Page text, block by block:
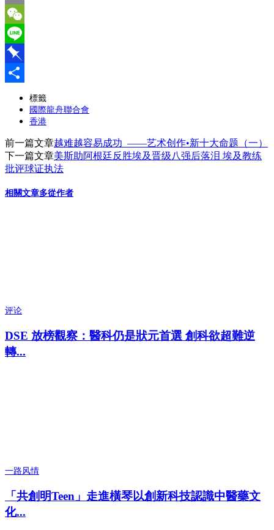
Email
WeChat
Line
Pinboard
標籤
國際龍舟聯合會
香港
前一篇文章越难越容易成功 ——艺术创作•新十大命题（一）
下一篇文章美斯助阿根廷反胜埃及晋级八强后落泪 埃及教练
批评球证执法
相關文章多從作者
评论
DSE 放榜觀察：醫科仍是狀元首選 創科欲超難逆
轉...
一路风情
「共創明Teen」走進橫琴以創新科技認識中醫藥文
化...